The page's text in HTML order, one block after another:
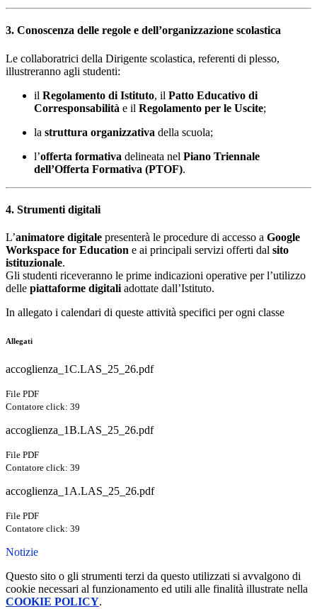
3. Conoscenza delle regole e dell’organizzazione scolastica
Le collaboratrici della Dirigente scolastica, referenti di plesso,
illustreranno agli studenti:
il Regolamento di Istituto, il Patto Educativo di
Corresponsabilità e il Regolamento per le Uscite;
la struttura organizzativa della scuola;
l’offerta formativa delineata nel Piano Triennale
dell’Offerta Formativa (PTOF).
4. Strumenti digitali
L’animatore digitale presenterà le procedure di accesso a Google
Workspace for Education e ai principali servizi offerti dal sito
istituzionale.
Gli studenti riceveranno le prime indicazioni operative per l’utilizzo
delle piattaforme digitali adottate dall’Istituto.
In allegato i calendari di queste attività specifici per ogni classe
Allegati
accoglienza_1C.LAS_25_26.pdf
File PDF
Contatore click: 39
accoglienza_1B.LAS_25_26.pdf
File PDF
Contatore click: 39
accoglienza_1A.LAS_25_26.pdf
File PDF
Contatore click: 39
Notizie
Questo sito o gli strumenti terzi da questo utilizzati si avvalgono di
cookie necessari al funzionamento ed utili alle finalità illustrate nella
COOKIE POLICY.